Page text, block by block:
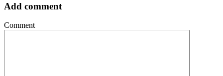
Add comment
Comment